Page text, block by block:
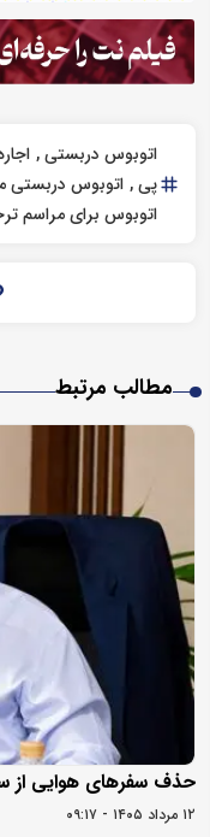
اتوبوس دربستی
پی اتوبوس دربستی
اتوبوس برای مراسم
مطالب مرتبط
حذف سفرهای هوایی از
۱۲ مرداد ۱۴۰۵ - ۰۹:۱۷